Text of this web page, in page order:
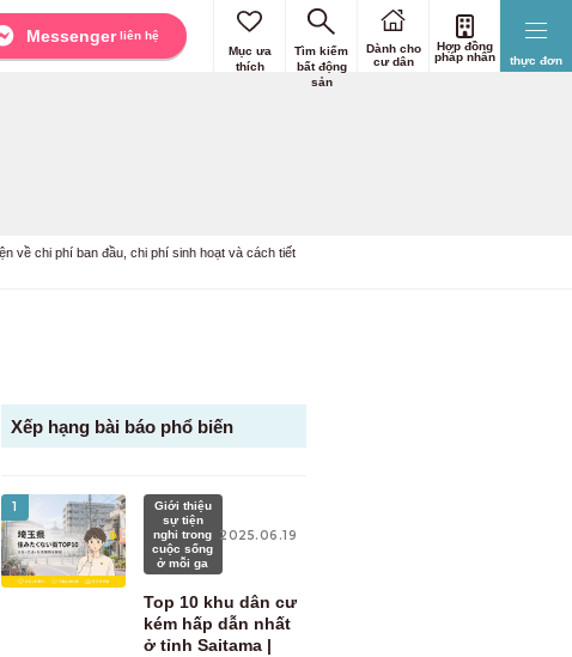
thực đơn
Messenger liên hệ
Mục ưa
thích
Tìm kiếm
bất động
sản
Dành cho
cư dân
Hợp đồng
pháp nhân
về chi phí ban đầu, chi phí sinh hoạt và cách tiết
Xếp hạng bài báo phổ biến
1
Giới thiệu
sự tiện
nghi trong
cuộc sống
ở mỗi ga
2025.06.19
Top 10 khu dân cư
kém hấp dẫn nhất
ở tỉnh Saitama |